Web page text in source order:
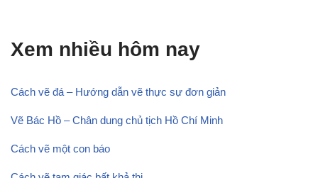
Xem nhiều hôm nay
Cách vẽ đá – Hướng dẫn vẽ thực sự đơn giản
Vẽ Bác Hồ – Chân dung chủ tịch Hồ Chí Minh
Cách vẽ một con báo